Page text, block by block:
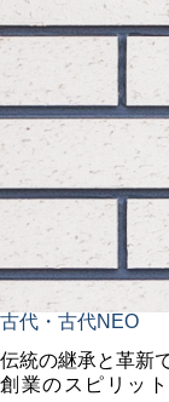
古代・古代NEO
伝統の継承と革新
創業のスピリッ